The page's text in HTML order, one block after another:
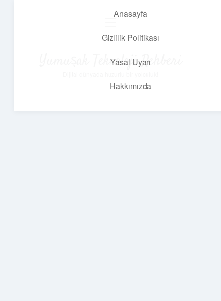
Anasayfa
Gizlilik Politikası
Yasal Uyarı
Hakkımızda
Yumuşak Teknoloji Rehberi